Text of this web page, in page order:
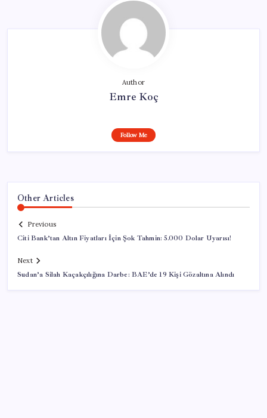
Author
Emre Koç
Follow Me
Other Articles
Previous
Citi Bank’tan Altın Fiyatları İçin Şok Tahmin: 5.000 Dolar Uyarısı!
Next
Sudan’a Silah Kaçakçılığına Darbe: BAE’de 19 Kişi Gözaltına Alındı